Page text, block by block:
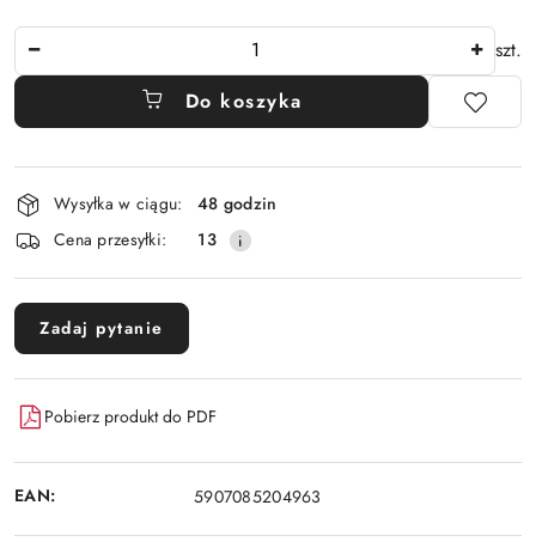
szt.
Do koszyka
Dostępność
i
dostawa
Wysyłka w ciągu:
48 godzin
Cena przesyłki:
13
Zadaj pytanie
Pobierz produkt do PDF
EAN: 5907085204963